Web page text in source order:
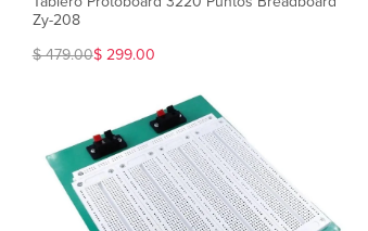
Zy-208
$ 479.00$ 299.00